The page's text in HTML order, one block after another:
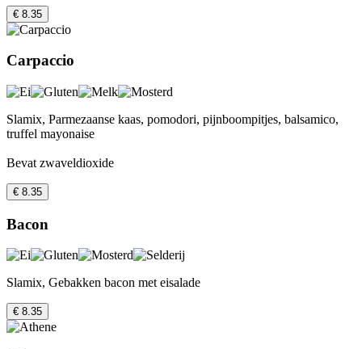
€ 8.35
Carpaccio
Slamix, Parmezaanse kaas, pomodori, pijnboompitjes, balsamico,
truffel mayonaise
Bevat zwaveldioxide
€ 8.35
Bacon
Slamix, Gebakken bacon met eisalade
€ 8.35